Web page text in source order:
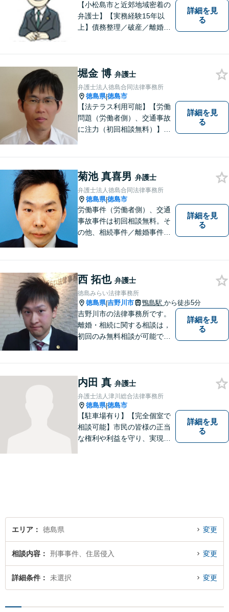
【小松島市と近郊地域密着の
弁護士】【実務経験15年以
上】債務整理／破産／離婚／
幅広くご相談を受付中。実務
経験15年以上の弁護士が誠
実、丁寧に対応致します。
【無料相談あり】
詳細を見
る
堀金 博 弁護士
弁護士法人徳島合同法律事務所
徳島県|徳島市
【法テラス利用可能】【労働
問題（労働者側）、交通事故
に注力（初回相談無料）】市
務整理など）を中心に、社会
的事件にも対応いたします。
お気軽にご相談ください。
詳細を見
る
菊池 真喜男 弁護士
弁護士法人徳島合同法律事務所
徳島県|徳島市
労働事件（労働者側）、交通
事故事件は初回相談無料。そ
の他、相続事件／離婚事件／
れます。【無料駐車場】
詳細を見
る
西 拓也 弁護士
徳島みらい法律事務所
徳島県|吉野川市 鴨島駅 から徒歩5分
吉野川市の法律事務所です。
離婚・相続に関する相談は，
初回のみ無料相談が可能です
詳細を見
る
内田 真 弁護士
弁護士法人津川総合法律事務所
徳島県|徳島市
【駐車場有り】【完全個室で
相談可能】市民の皆様の正当
な権利や利益を守り、実現す
詳細を見
る
エリア 徳島県 変更
相談内容 刑事事件、住居侵入 変更
詳細条件 未選択 変更